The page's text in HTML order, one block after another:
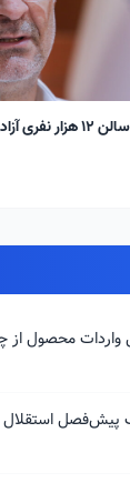
سالن ۱۸ هزار نفری به
واردات محصول
پیش‌فصل